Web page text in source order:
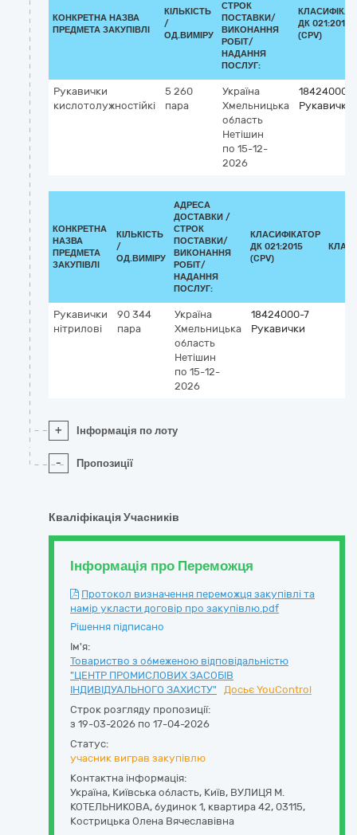
КОНКРЕТНА НАЗВА
ПРЕДМЕТА ЗАКУПІВЛІ
КІЛЬКІСТЬ
/
ОД.ВИМІРУ
СТРОК
ПОСТАВКИ/
ВИКОНАННЯ
РОБІТ/
НАДАННЯ
ПОСЛУГ:
ДК 021:2015
(CPV)
Рукавички
кислотолужностійкі
5 260
пара
Україна
Хмельницька
область
Нетішин
по 15-12-
2026
18424000-7
Рукавички
КОНКРЕТНА
НАЗВА
ПРЕДМЕТА
ЗАКУПІВЛІ
КІЛЬКІСТЬ
/
ОД.ВИМІРУ
АДРЕСА
ДОСТАВКИ /
СТРОК
ПОСТАВКИ/
ВИКОНАННЯ
РОБІТ/
НАДАННЯ
ПОСЛУГ:
КЛАСИФІКАТОР
ДК 021:2015
(CPV)
Рукавички
нітрилові
90 344
пара
Україна
Хмельницька
область
Нетішин
по 15-12-
2026
18424000-7
Рукавички
+ Інформація по лоту
- Пропозиції
Кваліфікація Учасників
Інформація про Переможця
Протокол визначення переможця закупівлі та
намір укласти договір про закупівлю.pdf
Рішення підписано
Ім'я:
Товариство з обмеженою відповідальністю
"ЦЕНТР ПРОМИСЛОВИХ ЗАСОБІВ
ІНДИВІДУАЛЬНОГО ЗАХИСТУ"
Досьє YouControl
Строк розгляду пропозиції:
з 19-03-2026 по 17-04-2026
Статус:
учасник виграв закупівлю
Контактна інформація:
Україна, Київська область, Київ, ВУЛИЦЯ М.
КОТЕЛЬНИКОВА, будинок 1, квартира 42, 03115,
Кострицька Олена Вячеславівна